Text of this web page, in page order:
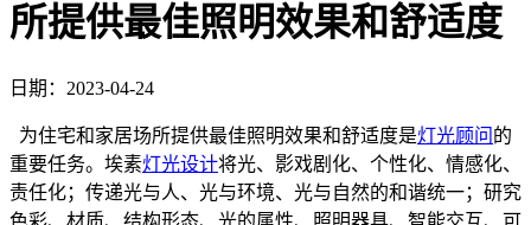
所提供最佳照明效果和舒适度
日期：2023-04-24
为住宅和家居场所提供最佳照明效果和舒适度是灯光顾问 的
重要任务。埃素灯光设计将光、影戏剧化、个性化、情感化、
责任化；传递光与人、光与环境、光与自然的和谐统一；研究
色彩、材质、结构形态、光的属性、照明器具、智能交互、可